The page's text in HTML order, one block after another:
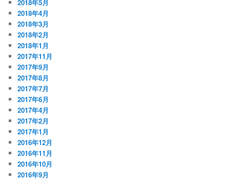
2018年5月
2018年4月
2018年3月
2018年2月
2018年1月
2017年11月
2017年9月
2017年8月
2017年7月
2017年6月
2017年4月
2017年2月
2017年1月
2016年12月
2016年11月
2016年10月
2016年9月